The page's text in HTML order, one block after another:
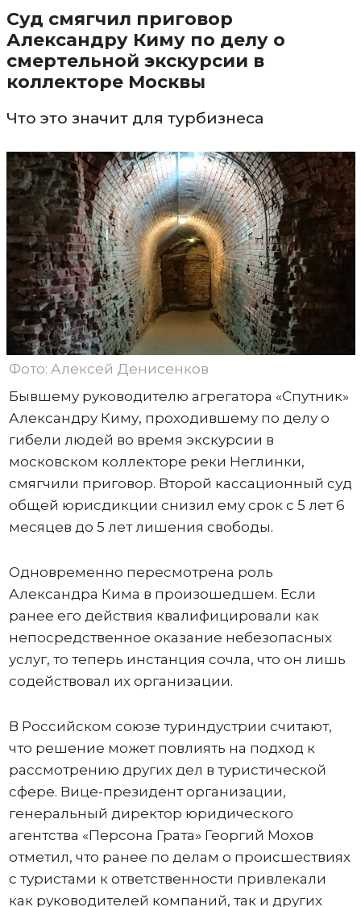
Суд смягчил приговор
Александру Киму по делу о
смертельной экскурсии в
коллекторе Москвы
Что это значит для турбизнеса
Фото: Алексей Денисенков
Бывшему руководителю агрегатора «Спутник»
Александру Киму, проходившему по делу о
гибели людей во время экскурсии в
московском коллекторе реки Неглинки,
смягчили приговор. Второй кассационный суд
общей юрисдикции снизил ему срок с 5 лет 6
месяцев до 5 лет лишения свободы.
Одновременно пересмотрена роль
Александра Кима в произошедшем. Если
ранее его действия квалифицировали как
непосредственное оказание небезопасных
услуг, то теперь инстанция сочла, что он лишь
содействовал их организации.
В Российском союзе туриндустрии считают,
что решение может повлиять на подход к
рассмотрению других дел в туристической
сфере. Вице-президент организации,
генеральный директор юридического
агентства «Персона Грата» Георгий Мохов
отметил, что ранее по делам о происшествиях
с туристами к ответственности привлекали
как руководителей компаний, так и других